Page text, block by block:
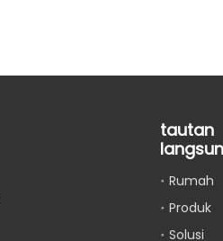
tautan
Rumah
Produk
Solusi